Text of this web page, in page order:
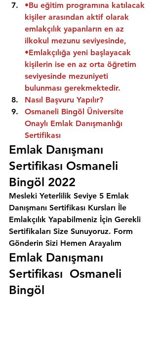
•Bu eğitim programına katılacak
kişiler arasından aktif olarak
emlakçılık yapanların en az
ilkokul mezunu seviyesinde,
•Emlakçılığa yeni başlayacak
kişilerin ise en az orta öğretim
seviyesinde mezuniyeti
bulunması gerekmektedir.
Nasıl Başvuru Yapılır?
Osmaneli Bingöl Üniversite
Onaylı Emlak Danışmanlığı
Sertifikası
Emlak Danışmanı
Sertifikası Osmaneli
Bingöl 2022
Mesleki Yeterlilik Seviye 5 Emlak
Danışmanı Sertifikası Kursları İle
Emlakçılık Yapabilmeniz İçin Gerekli
Sertifikaları Size Sunuyoruz. Form
Gönderin Sizi Hemen Arayalım
Emlak Danışmanı
Sertifikası  Osmaneli
Bingöl